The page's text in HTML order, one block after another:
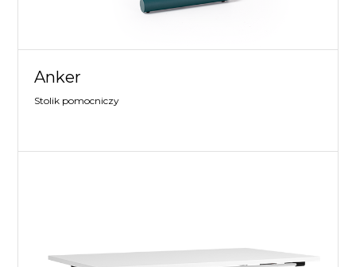
Anker
Stolik pomocniczy